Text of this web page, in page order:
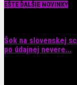
EŠTE ĎALŠIE NOVINKY
Šok na slovenskej
po údajnej nevere...